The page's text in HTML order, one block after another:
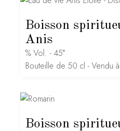
Boisson
Anis
% Vol. - 45°
Bouteille de 50 cl - Vendu
Boisson